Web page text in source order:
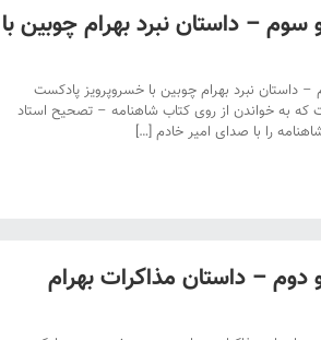
– داستان نبرد بهرام چوبین با
نبرد بهرام چوبین با خسروپرویز پادکست
به خواندن از روی کتاب شاهنامه – تصحیح استاد
را با صدای امیر خادم […]
– داستان مذاکرات بهرام